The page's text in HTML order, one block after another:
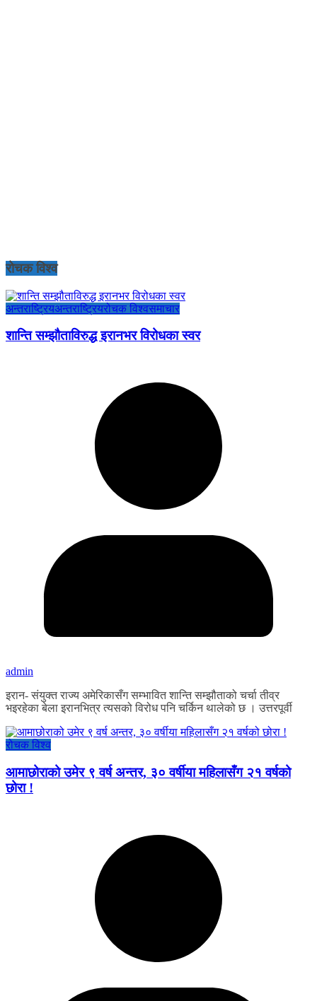
रोचक विश्व
अन्तराष्ट्रियअन्तराष्ट्रियरोचक विश्वसमाचार
शान्ति सम्झौताविरुद्ध इरानभर विरोधका स्वर
admin
इरान- संयुक्त राज्य अमेरिकासँग सम्भावित शान्ति सम्झौताको चर्चा तीव्र
भइरहेका बेला इरानभित्र त्यसको विरोध पनि चर्किन थालेको छ । उत्तरपूर्वी
रोचक विश्व
आमाछोराको उमेर ९ वर्ष अन्तर, ३० वर्षीया महिलासँग २१ वर्षको
छोरा !